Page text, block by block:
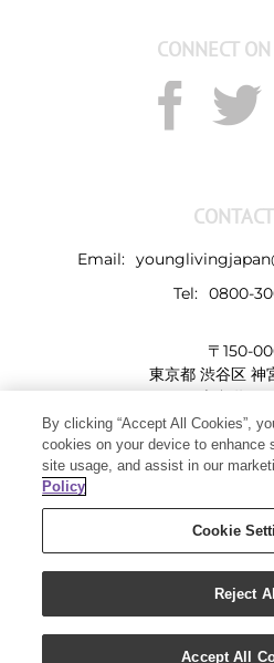
CONNECT
Email:
Tel: 0800-
〒150-
東京都 渋谷区 神
表参道LH
Copyright 2019 - Young Living
FacebookTwitter
By clicking “Accept All Cookies”,
cookies on your device to enhance
site usage, and assist in our
Policy
Cookie
Reject All
Accept All